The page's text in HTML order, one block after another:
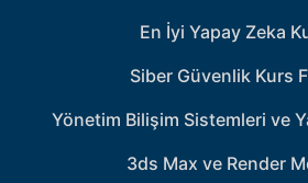
En İyi Yapay Zeka
Siber Güvenlik Kurs
Yönetim Bilişim Sistemleri ve
3ds Max ve Render